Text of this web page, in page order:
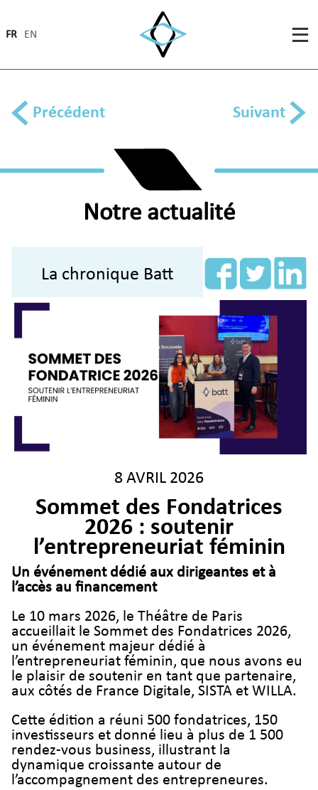
FR EN
Précédent Suivant
Notre actualité
La chronique Batt
8 AVRIL 2026
Sommet des Fondatrices
2026 : soutenir
l’entrepreneuriat féminin
Un événement dédié aux dirigeantes et à
l’accès au financement
Le 10 mars 2026, le Théâtre de Paris
accueillait le Sommet des Fondatrices 2026,
un événement majeur dédié à
l’entrepreneuriat féminin, que nous avons eu
le plaisir de soutenir en tant que partenaire,
aux côtés de France Digitale, SISTA et WILLA.
Cette édition a réuni 500 fondatrices, 150
investisseurs et donné lieu à plus de 1 500
rendez-vous business, illustrant la
dynamique croissante autour de
l’accompagnement des entrepreneures.